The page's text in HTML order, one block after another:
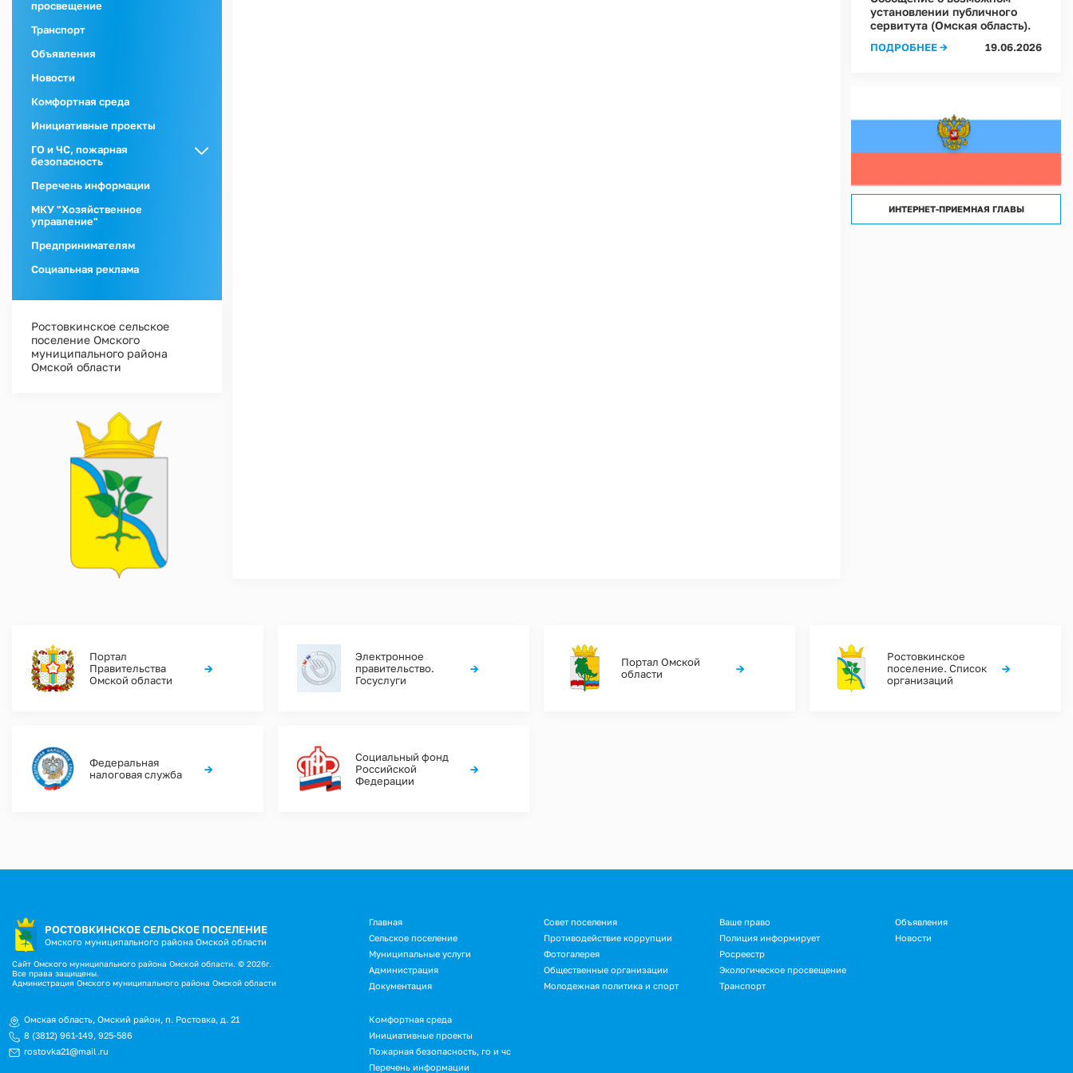
Сведения об установлении классов (подклассов) условий труда на рабочих местах в Администрации Ростовкинского
Сведения об установлении классов (подклассов) условий труда на рабочих местах в МКУ "Хозяйственное управление
просвещение
Транспорт
Объявления
Новости
Комфортная среда
Инициативные проекты
ГО и ЧС, пожарная
безопасность
ГО и ЧС
Пожарная
безопасность
Перечень информации
МКУ "Хозяйственное
управление"
Предпринимателям
Социальная реклама
Ростовкинское сельское
поселение Омского
муниципального района
Омской области
установлении публичного
сервитута (Омская область).
ПОДРОБНЕЕ → 19.06.2026
ИНТЕРНЕТ-ПРИЕМНАЯ ГЛАВЫ
Портал
Правительства
Омской области
→
Электронное
правительство.
Госуслуги
→
Портал Омской
области
→
Ростовкинское
поселение. Список
организаций
→
Федеральная
налоговая служба
→
Социальный фонд
Российской
Федерации
→
РОСТОВКИНСКОЕ СЕЛЬСКОЕ ПОСЕЛЕНИЕ
Омского муниципального района Омской области
Сайт Омского муниципального района Омской области. © 2026г.
Все права защищены.
Администрация Омского муниципального района Омской области
Подвал
Главная
Сельское поселение
Муниципальные услуги
Администрация
Документация
Совет поселения
Противодействие коррупции
Фотогалерея
Общественные организации
Молодежная политика и спорт
Ваше право
Полиция информирует
Росреестр
Экологическое просвещение
Транспорт
Объявления
Новости
Омская область, Омский район, п. Ростовка, д. 21
8 (3812) 961-149, 925-586
rostovka21@mail.ru
Подвал.
Дополнительное
меню
Комфортная среда
Инициативные проекты
Пожарная безопасность, го и чс
Перечень информации